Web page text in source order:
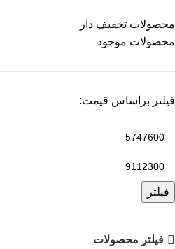
محصولات تخفیف دار
محصولات موجود
فیلتر براساس قیمت:
فیلتر
فیلتر محصولات